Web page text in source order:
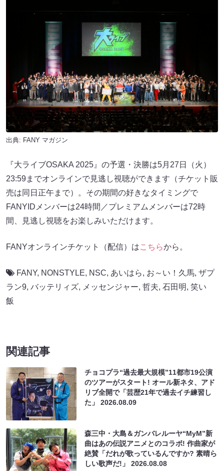
出典: FANY マガジン
『大ライブOSAKA 2025』の予選・決勝は5月27日（火）
23:59までオンラインで見逃し視聴ができます（チケット販
売は同日正午まで）。その期間の好きなタイミングで
FANYIDメンバーは24時間／プレミアムメンバーは72時
間、見逃し視聴をお楽しみいただけます。
FANYオンラインチケット（配信）はこちらから。
FANY, NONSTYLE, NSC, あいはら, お～い！久馬, ザプ
ラン9, バッテリィズ, メッセンジャー, 哲夫, 石田明, 笑い
飯
関連記事
チョコプラ“過去最大規模”11都市19公演
のツアーがスタート! オール新ネタ、アド
リブ全開で「芸歴21年で過去イチ練習し
た」2026.08.09
森三中・大島＆ガンバレルーヤ“MyM”新
曲はあの伝説アニメとのコラボ! 作曲家が
絶賛「だれが歌っているんですか? 素晴ら
しい歌声だ!」2026.08.08